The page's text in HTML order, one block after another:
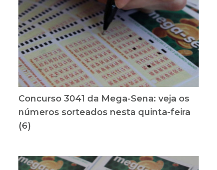
Concurso 3041 da Mega-Sena: veja os
números sorteados nesta quinta-feira
(6)